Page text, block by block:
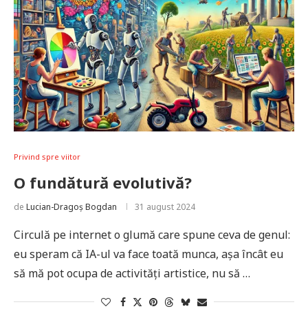
Privind spre viitor
O fundătură evolutivă?
de Lucian-Dragoș Bogdan 31 august 2024
Circulă pe internet o glumă care spune ceva de genul:
eu speram că IA-ul va face toată munca, așa încât eu
să mă pot ocupa de activități artistice, nu să …